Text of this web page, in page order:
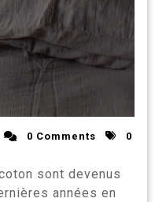
0 Comments
0
sont devenus
années en